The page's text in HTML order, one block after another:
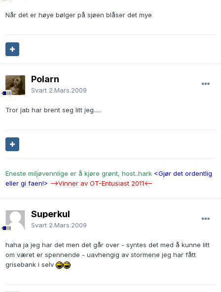
Når det er høye bølger på sjøen blåser det mye
Polarn
Svart 2.Mars.2009
Tror jab har brent seg litt jeg.....
Eneste miljøvennlige er å kjøre grønt, host..hark <Gjør det ordentlig
eller gi faen!> -->Vinner av OT-Entusiast 2011<--
Superkul
Svart 2.Mars.2009
haha ja jeg har det men det går over - syntes det med å kunne litt
om været er spennende - uavhengig av stormene jeg har fått
grisebank i selv